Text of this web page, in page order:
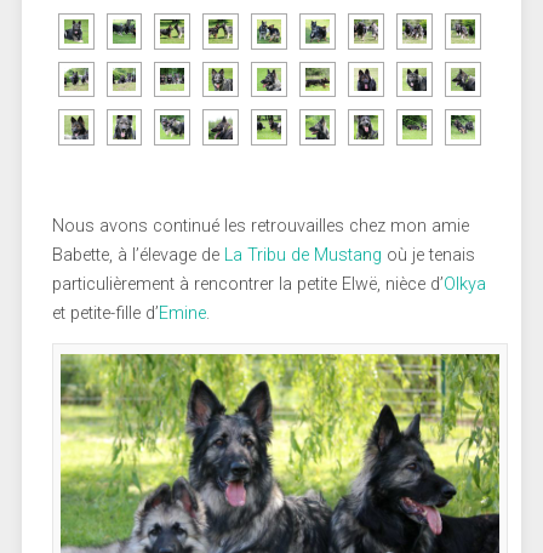
Nous avons continué les retrouvailles chez mon amie
Babette, à l’élevage de La Tribu de Mustang où je tenais
particulièrement à rencontrer la petite Elwë, nièce d’Olkya
et petite-fille d’Emine.